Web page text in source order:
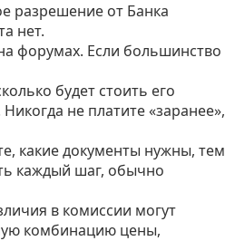
разрешение от Банка
нет.
форумах. Если большинство
будет стоить его
не платите «заранее»,
какие документы нужны, тем
каждый шаг, обычно
в комиссии могут
комбинацию цены,